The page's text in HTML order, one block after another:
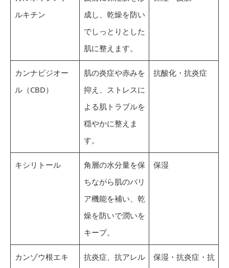
ルキチン
成し、乾燥を防い
でしっとりとした
肌に整えます。
カンナビジオー
ル（CBD）
肌の炎症や赤みを
抑え、ストレスに
よる肌トラブルを
穏やかに整えま
す。
抗酸化・抗炎症
キシリトール
角層の水分量を保
ちながら肌のバリ
ア機能を補い、乾
燥を防いで潤いを
キープ。
保湿
カンゾウ根エキ
抗炎症、抗アレル
保湿・抗炎症・抗